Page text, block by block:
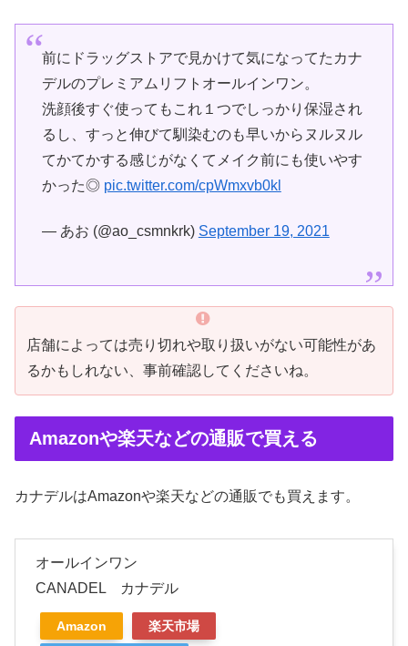
前にドラッグストアで見かけて気になってたカナ
デルのプレミアムリフトオールインワン。
洗顔後すぐ使ってもこれ１つでしっかり保湿され
るし、すっと伸びて馴染むのも早いからヌルヌル
てかてかする感じがなくてメイク前にも使いやす
かった◎ pic.twitter.com/cpWmxvb0kl
— あお (@ao_csmnkrk) September 19, 2021
店舗によっては売り切れや取り扱いがない可能性があ
るかもしれない、事前確認してくださいね。
Amazonや楽天などの通販で買える
カナデルはAmazonや楽天などの通販でも買えます。
オールインワン
CANADEL カナデル
Amazon 楽天市場